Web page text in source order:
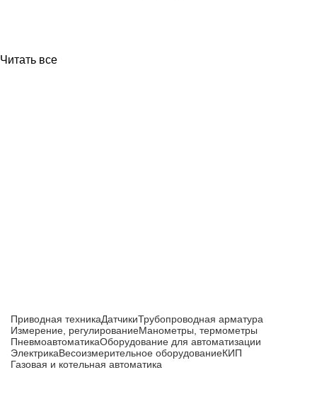
Читать все
Приводная техникаДатчикиТрубопроводная арматура
Измерение, регулированиеМанометры, термометры
ПневмоавтоматикаОборудование для автоматизации
ЭлектрикаВесоизмерительное оборудованиеКИП
Газовая и котельная автоматика